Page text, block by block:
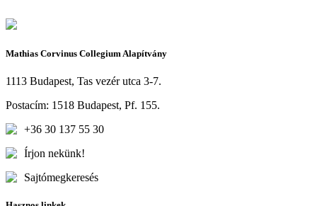
Mathias Corvinus Collegium Alapítvány
1113 Budapest, Tas vezér utca 3-7.
Postacím: 1518 Budapest, Pf. 155.
+36 30 137 55 30
Írjon nekünk!
Sajtómegkeresés